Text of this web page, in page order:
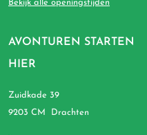
AVONTUREN STARTEN
HIER
Zuidkade 39
9203 CM Drachten
Bekijk alle openingstijden